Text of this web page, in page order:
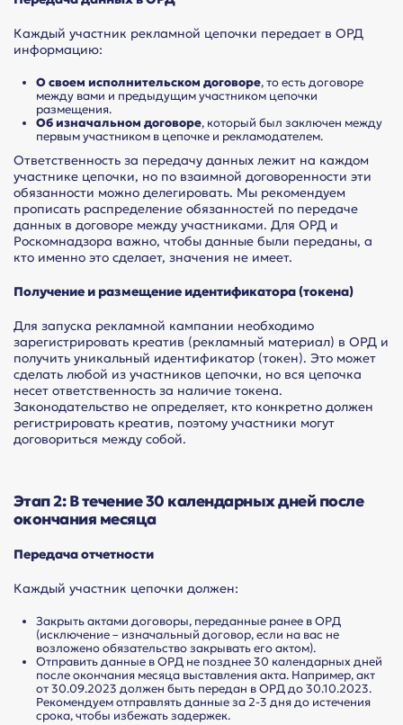
Каждый участник рекламной цепочки передает в ОРД
информацию:
О своем исполнительском договоре, то есть договоре
между вами и предыдущим участником цепочки
размещения.
Об изначальном договоре, который был заключен между
первым участником в цепочке и рекламодателем.
Ответственность за передачу данных лежит на каждом
участнике цепочки, но по взаимной договоренности эти
обязанности можно делегировать. Мы рекомендуем
прописать распределение обязанностей по передаче
данных в договоре между участниками. Для ОРД и
Роскомнадзора важно, чтобы данные были переданы, а
кто именно это сделает, значения не имеет.
Получение и размещение идентификатора (токена)
Для запуска рекламной кампании необходимо
зарегистрировать креатив (рекламный материал) в ОРД и
получить уникальный идентификатор (токен). Это может
сделать любой из участников цепочки, но вся цепочка
несет ответственность за наличие токена.
Законодательство не определяет, кто конкретно должен
регистрировать креатив, поэтому участники могут
договориться между собой.
Этап 2: В течение 30 календарных дней после
окончания месяца
Передача отчетности
Каждый участник цепочки должен:
Закрыть актами договоры, переданные ранее в ОРД
(исключение – изначальный договор, если на вас не
возложено обязательство закрывать его актом).
Отправить данные в ОРД не позднее 30 календарных дней
после окончания месяца выставления акта. Например, акт
от 30.09.2023 должен быть передан в ОРД до 30.10.2023.
Рекомендуем отправлять данные за 2-3 дня до истечения
срока, чтобы избежать задержек.